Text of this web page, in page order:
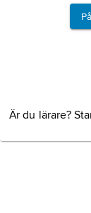
Är du lärare?